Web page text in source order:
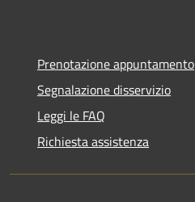
Prenotazione appuntamento
Segnalazione disservizio
Leggi le FAQ
Richiesta assistenza